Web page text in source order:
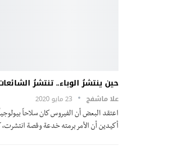
حين ينتشرُ الوباء.. تنتشرُ
علا ماشفج 23 مايو 2020
اعتقد البعض أن الفيروس كان سلاحاً
أكيدين أن الأمر برمته خدعة وقصة